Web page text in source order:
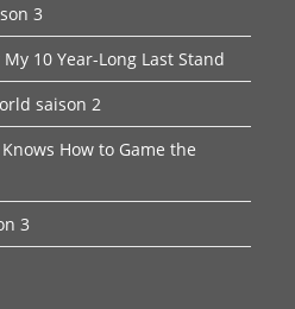
3
10 Year-Long Last Stand
saison 2
How to Game the
3